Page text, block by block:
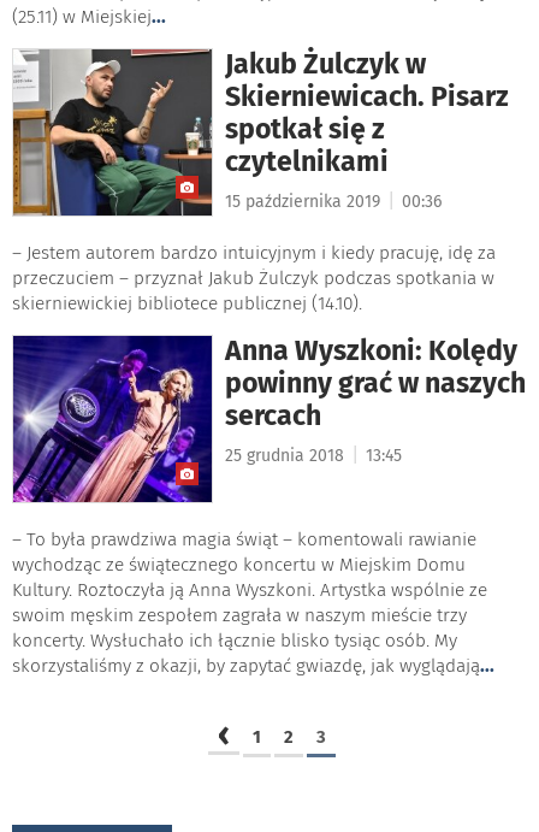
(25.11) w Miejskiej...
Jakub Żulczyk w
Skierniewicach. Pisarz
spotkał się z
czytelnikami
15 października 2019 00:36
– Jestem autorem bardzo intuicyjnym i kiedy pracuję, idę za
przeczuciem – przyznał Jakub Żulczyk podczas spotkania w
skierniewickiej bibliotece publicznej (14.10).
Anna Wyszkoni: Kolędy
powinny grać w naszych
sercach
25 grudnia 2018 13:45
– To była prawdziwa magia świąt – komentowali rawianie
wychodząc ze świątecznego koncertu w Miejskim Domu
Kultury. Roztoczyła ją Anna Wyszkoni. Artystka wspólnie ze
swoim męskim zespołem zagrała w naszym mieście trzy
koncerty. Wysłuchało ich łącznie blisko tysiąc osób. My
skorzystaliśmy z okazji, by zapytać gwiazdę, jak wyglądają...
‹ 1 2 3